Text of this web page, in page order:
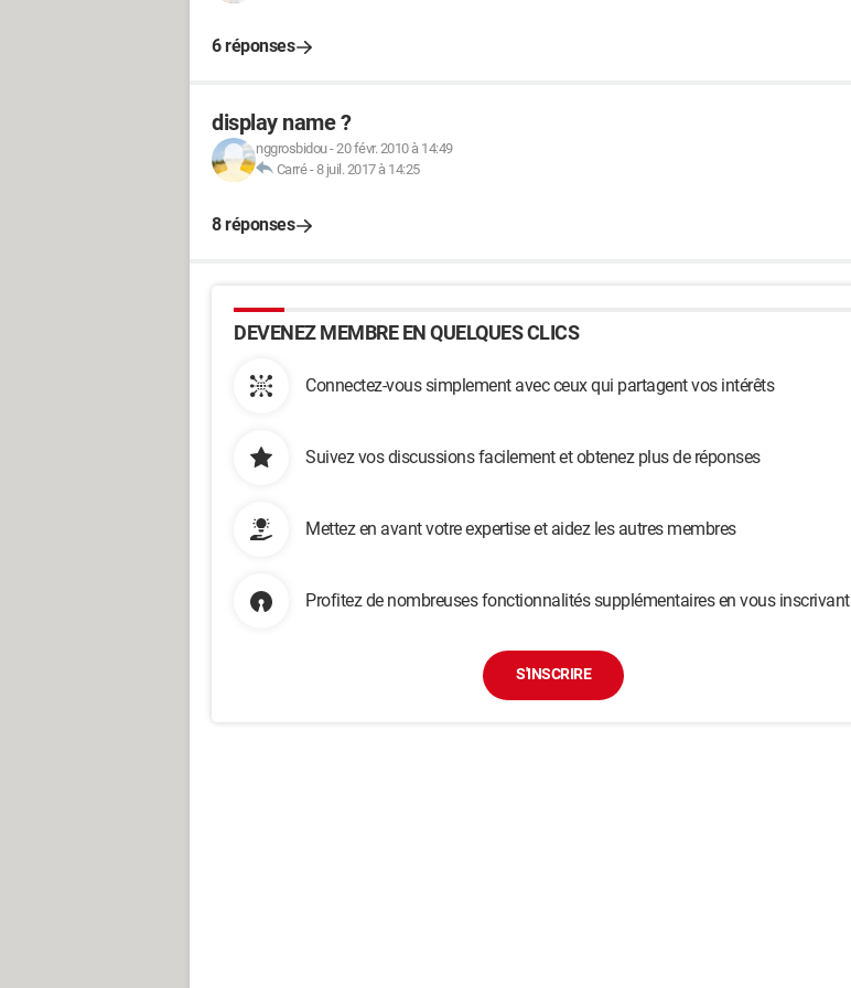
6 réponses
display name ?
nggrosbidou-20 févr. 2010 à 14:49
Carré-8 juil. 2017 à 14:25
8 réponses
DEVENEZ MEMBRE EN QUELQUES CLICS
Connectez-vous simplement avec ceux qui partagent vos intérêts
Suivez vos discussions facilement et obtenez plus de réponses
Mettez en avant votre expertise et aidez les autres membres
Profitez de nombreuses fonctionnalités supplémentaires en vous inscrivant
S'INSCRIRE